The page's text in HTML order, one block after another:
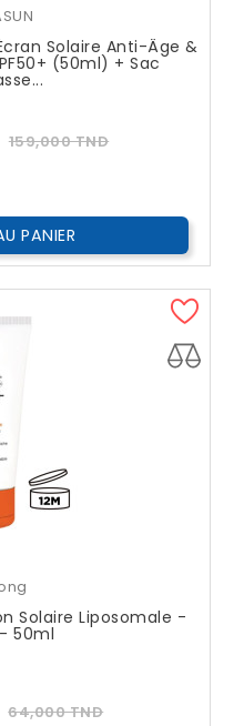
Solaire Anti-Âge &
(50ml) + Sac
Prix
159,000 TNDPrix
PANIER
Solaire Liposomale -
50ml
Prix
64,000 TNDPrix